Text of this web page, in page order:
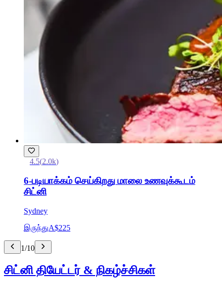
4.5(2.0k)
6-படியாக்கம் செய்கிறது மாலை உணவுக்கூடம்
சிட்னி
Sydney
இருந்துA$225
1/10
சிட்னி தியேட்டர் & நிகழ்ச்சிகள்